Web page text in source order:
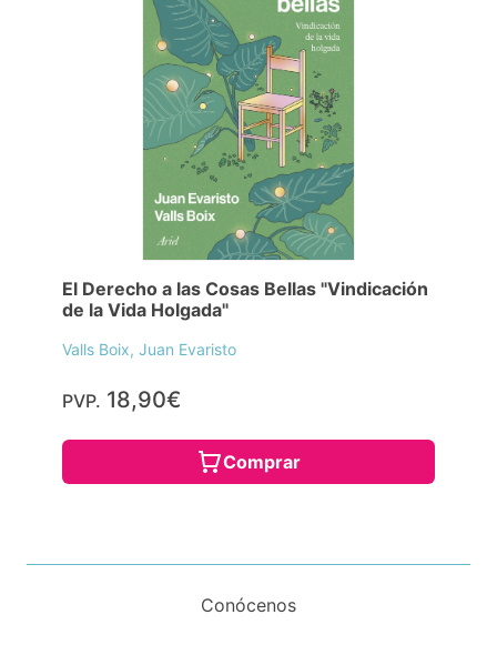
El Derecho a las Cosas Bellas "Vindicación
de la Vida Holgada"
Valls Boix, Juan Evaristo
PVP. 18,90€
Comprar
Conócenos